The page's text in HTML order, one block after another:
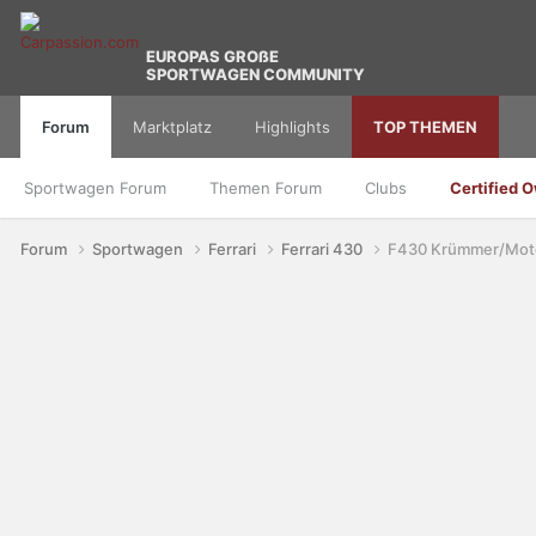
EUROPAS GROßE
SPORTWAGEN COMMUNITY
Forum
Sportwagen Forum Themen Forum Clubs Certified
Marktplatz Highlights TOP THEMEN
Forum Sportwagen Ferrari Ferrari 430 F430 Krümmer/